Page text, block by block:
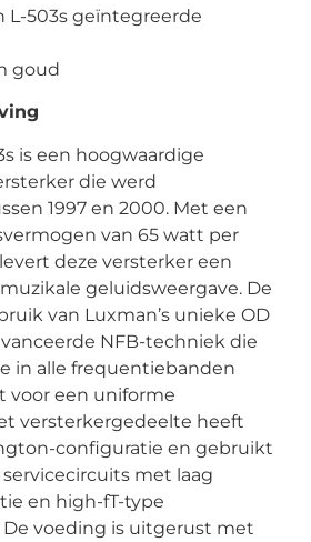
L-503s geïntegreerde
goud
is een hoogwaardige
die werd
1997 en 2000. Met een
van 65 watt per
deze versterker een
geluidsweergave. De
van Luxman’s unieke OD
NFB-techniek die
in alle frequentiebanden
voor een uniforme
versterkergedeelte heeft
configuratie en gebruikt
met laag
en high-fT-type
voeding is uitgerust met